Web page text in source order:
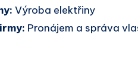
Výroba elektřiny
Pronájem a správa